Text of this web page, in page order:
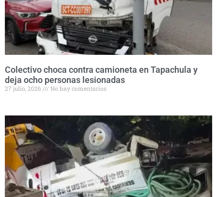
Colectivo choca contra camioneta en Tapachula y
deja ocho personas lesionadas
27 julio, 2026 No hay comentarios